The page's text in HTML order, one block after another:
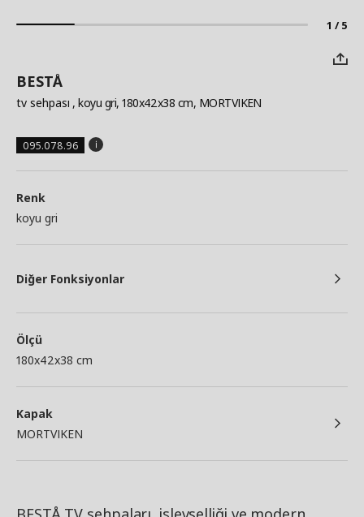
1 / 5
BESTÅ
tv sehpası , koyu gri, 180x42x38 cm, MORTVIKEN
095.078.96
Renk
koyu gri
Diğer Fonksiyonlar
Ölçü
180x42x38 cm
Kapak
MORTVIKEN